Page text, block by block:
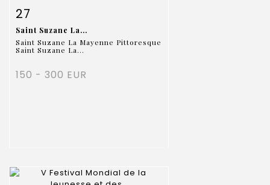
Item detail
27
Saint Suzane La...
Saint Suzane La Mayenne Pittoresque
Saint Suzane La...
150 - 300 EUR